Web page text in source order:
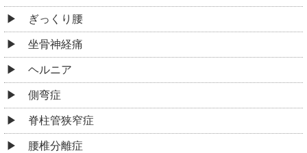
ぎっくり腰
坐骨神経痛
ヘルニア
側弯症
脊柱管狭窄症
腰椎分離症